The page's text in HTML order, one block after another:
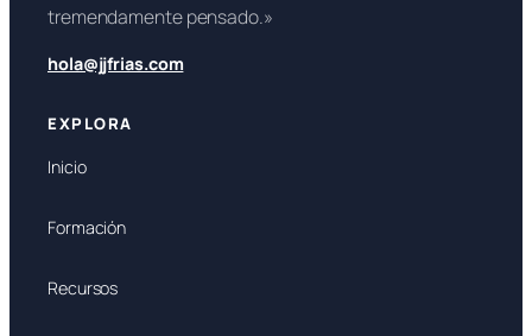
tremendamente pensado.»
hola@jjfrias.com
EXPLORA
Inicio
Formación
Recursos